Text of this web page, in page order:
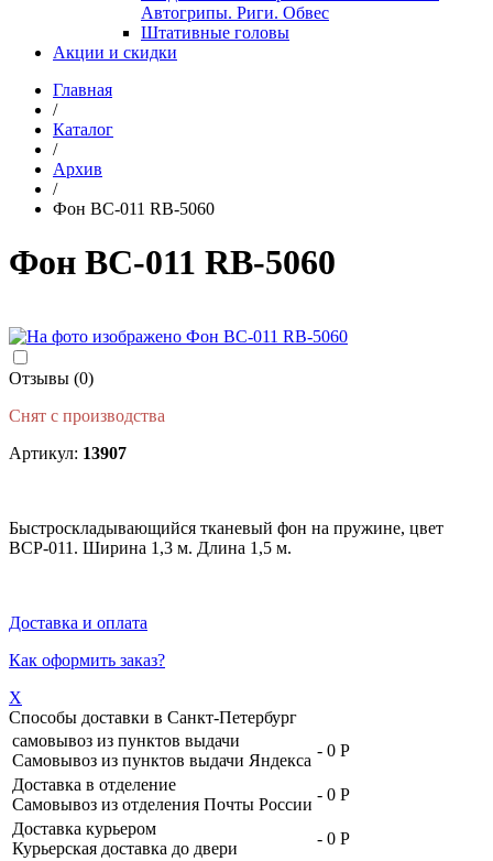
Автогрипы. Риги. Обвес
Штативные головы
Акции и скидки
Главная
/
Каталог
/
Архив
/
Фон BC-011 RB-5060
Фон BC-011 RB-5060
Отзывы (0)
Снят с производства
Артикул: 13907
Быстроскладывающийся тканевый фон на пружине, цвет
BCP-011. Ширина 1,3 м. Длина 1,5 м.
Доставка и оплата
Как оформить заказ?
X
Способы доставки в Санкт-Петербург
самовывоз из пунктов выдачи
Самовывоз из пунктов выдачи Яндекса
- 0 Р
Доставка в отделение
Самовывоз из отделения Почты России
- 0 Р
Доставка курьером
Курьерская доставка до двери
- 0 Р